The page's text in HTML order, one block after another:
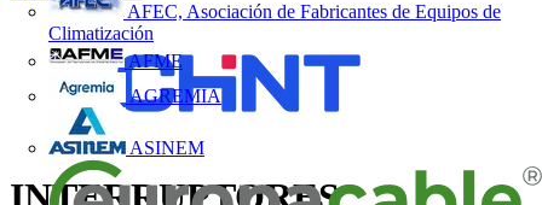
AFEC, Asociación de Fabricantes de Equipos de
Climatización
AFME
AGREMIA
ASINEM